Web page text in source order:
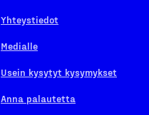
Yhteystiedot
Medialle
Usein kysytyt kysymykset
Anna palautetta